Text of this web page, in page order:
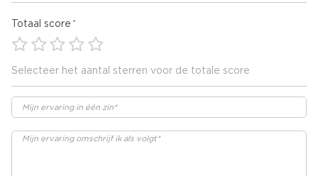
Totaal score
Selecteer het aantal sterren voor de totale score